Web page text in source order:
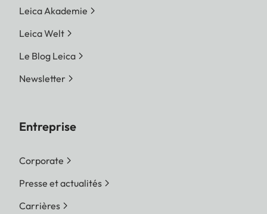
Leica Akademie
Leica Welt
Le Blog Leica
Newsletter
Entreprise
Corporate
Presse et actualités
Carrières